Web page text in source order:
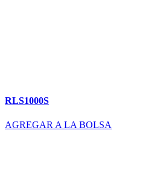
RLS1000S
AGREGAR A LA BOLSA